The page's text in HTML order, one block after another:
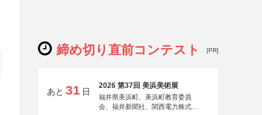
締め切り直前コンテスト [PR]
あと 31 日
2026 第37回 美浜美術展
福井県美浜町、美浜町教育委員
会、福井新聞社、関西電力株式会